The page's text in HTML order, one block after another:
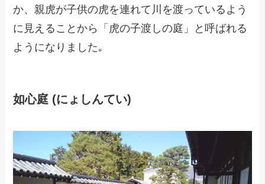
か、親虎が子供の虎を連れて川を渡っているよう
に見えることから「虎の子渡しの庭」と呼ばれる
ようになりました｡
如心庭 (にょしんてい)